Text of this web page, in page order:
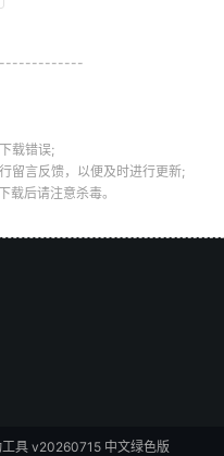
载错误;
留言反馈，以便及时进行更新;
后请注意杀毒。
具 v20260715 中文绿色版